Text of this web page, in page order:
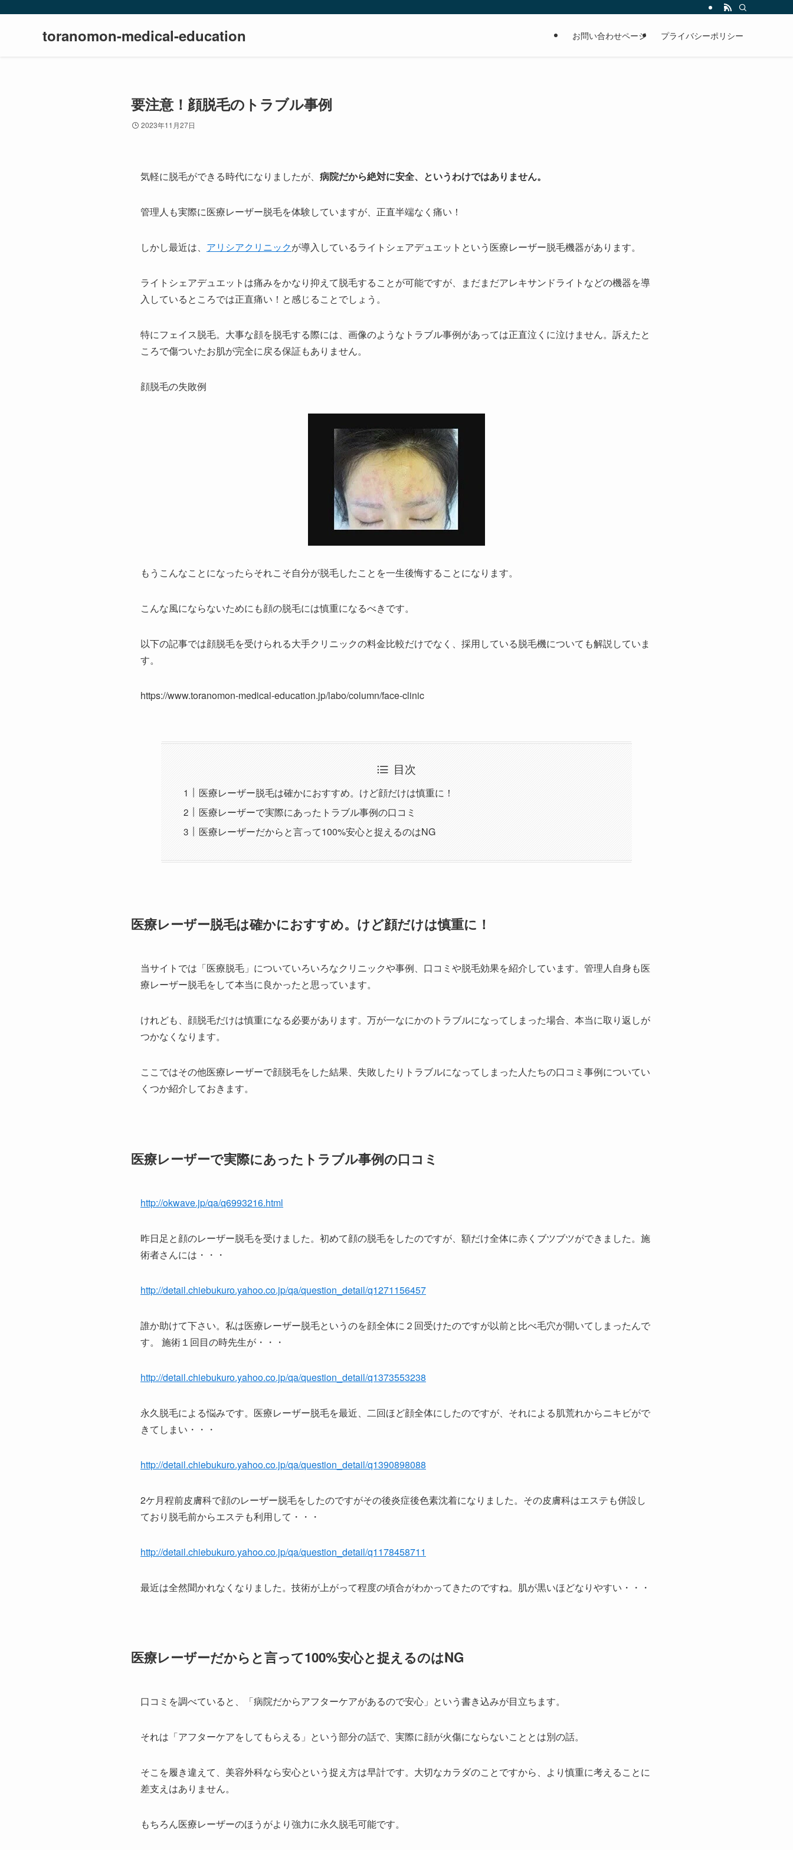
toranomon-medical-education お問い合わせページ プライバシーポリシー
要注意！顔脱毛のトラブル事例
2023年11月27日
気軽に脱毛ができる時代になりましたが、 病院だから絶対に安全、というわけではありません。
管理人も実際に医療レーザー脱毛を体験していますが、正直半端なく痛い！
しかし最近は、 アリシアクリニックが導入しているライトシェアデュエットという医療レーザー脱毛機器があります。
ライトシェアデュエットは痛みをかなり抑えて脱毛することが可能ですが、まだまだアレキサンドライトなどの機器を導
入しているところでは正直痛い！と感じることでしょう。
特にフェイス脱毛。大事な顔を脱毛する際には、画像のようなトラブル事例があっては正直泣くに泣けません。訴えたと
ころで傷ついたお肌が完全に戻る保証もありません。
顔脱毛の失敗例
もうこんなことになったらそれこそ自分が脱毛したことを一生後悔することになります。
こんな風にならないためにも顔の脱毛には慎重になるべきです。
以下の記事では顔脱毛を受けられる大手クリニックの料金比較だけでなく、採用している脱毛機についても解説していま
す。
https://www.toranomon-medical-education.jp/labo/column/face-clinic
目次
医療レーザー脱毛は確かにおすすめ。けど顔だけは慎重に！
医療レーザーで実際にあったトラブル事例の口コミ
医療レーザーだからと言って100%安心と捉えるのはNG
医療レーザー脱毛は確かにおすすめ。けど顔だけは慎重に！
当サイトでは「医療脱毛」についていろいろなクリニックや事例、口コミや脱毛効果を紹介しています。管理人自身も医
療レーザー脱毛をして本当に良かったと思っています。
けれども、顔脱毛だけは慎重になる必要があります。万が一なにかのトラブルになってしまった場合、本当に取り返しが
つかなくなります。
ここではその他医療レーザーで顔脱毛をした結果、失敗したりトラブルになってしまった人たちの口コミ事例についてい
くつか紹介しておきます。
医療レーザーで実際にあったトラブル事例の口コミ
http://okwave.jp/qa/q6993216.html
昨日足と顔のレーザー脱毛を受けました。初めて顔の脱毛をしたのですが、額だけ全体に赤くブツブツができました。施
術者さんには・・・
http://detail.chiebukuro.yahoo.co.jp/qa/question_detail/q1271156457
誰か助けて下さい。私は医療レーザー脱毛というのを顔全体に２回受けたのですが以前と比べ毛穴が開いてしまったんで
す。 施術１回目の時先生が・・・
http://detail.chiebukuro.yahoo.co.jp/qa/question_detail/q1373553238
永久脱毛による悩みです。医療レーザー脱毛を最近、二回ほど顔全体にしたのですが、それによる肌荒れからニキビがで
きてしまい・・・
http://detail.chiebukuro.yahoo.co.jp/qa/question_detail/q1390898088
2ケ月程前皮膚科で顔のレーザー脱毛をしたのですがその後炎症後色素沈着になりました。その皮膚科はエステも併設し
ており脱毛前からエステも利用して・・・
http://detail.chiebukuro.yahoo.co.jp/qa/question_detail/q1178458711
最近は全然聞かれなくなりました。技術が上がって程度の頃合がわかってきたのですね。肌が黒いほどなりやすい・・・
医療レーザーだからと言って100%安心と捉えるのはNG
口コミを調べていると、「病院だからアフターケアがあるので安心」という書き込みが目立ちます。
それは「アフターケアをしてもらえる」という部分の話で、実際に顔が火傷にならないこととは別の話。
そこを履き違えて、美容外科なら安心という捉え方は早計です。大切なカラダのことですから、より慎重に考えることに
差支えはありません。
もちろん医療レーザーのほうがより強力に永久脱毛可能です。